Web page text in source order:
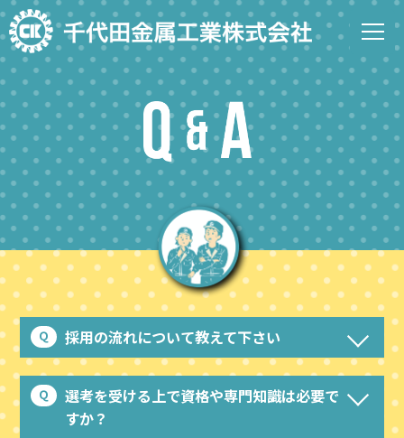
採用の流れについて教えて下さい
選考を受ける上で資格や専門知識は必要で
すか？